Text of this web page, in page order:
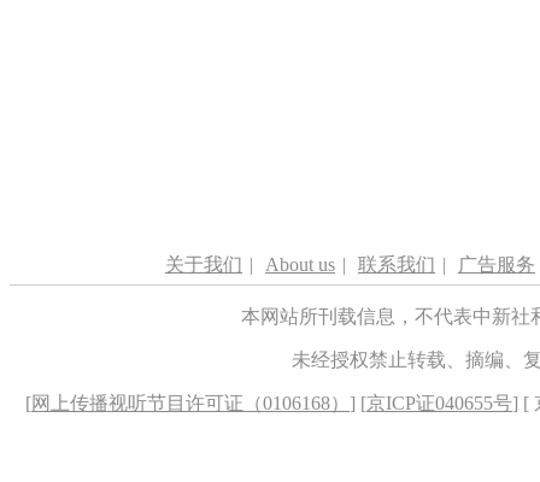
关于我们 | About us | 联系我们 | 广告服务
本网站所刊载信息，不代表中新
未经授权禁止转载、摘编、
[网上传播视听节目许可证（0106168） ] [京ICP证040655号] [